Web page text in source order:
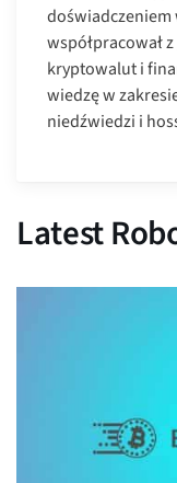
doświadczeniem
współpracował
kryptowalut i
wiedzę w
niedźwiedzi i
Latest